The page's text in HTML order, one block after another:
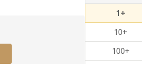
1+
10+
100+